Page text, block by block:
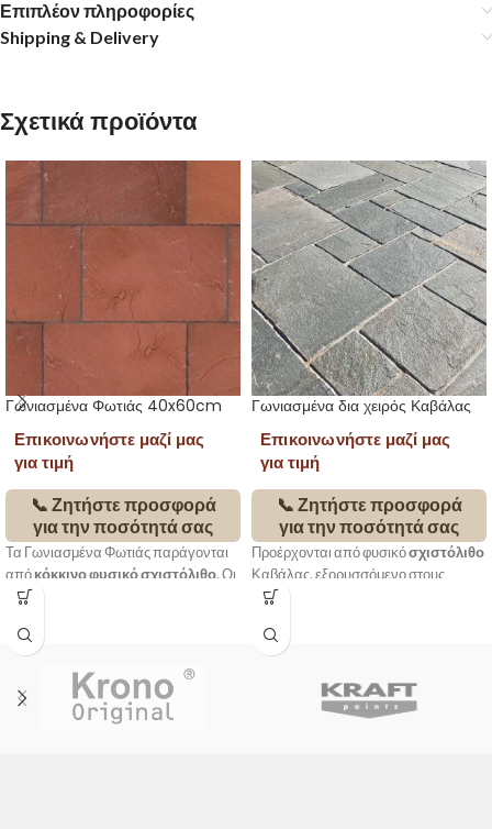
Επιπλέον πληροφορίες
Shipping & Delivery
Σχετικά προϊόντα
Γωνιασμένα Φωτιάς 40x60cm
Επικοινωνήστε μαζί μας
για τιμή
📞 Ζητήστε προσφορά
για την ποσότητά σας
Τα Γωνιασμένα Φωτιάς παράγονται
από κόκκινο φυσικό σχιστόλιθο. Οι
τέσσερις περιμετρικές πλευρές του
μεγάλες φυσικές.
Γωνιασμένα δια χειρός Καβάλας
Επικοινωνήστε μαζί μας
για τιμή
📞 Ζητήστε προσφορά
για την ποσότητά σας
Προέρχονται από φυσικόσχιστόλιθο
Καβάλας, εξορυσσόμενο στους
πρόποδες του ιστορικού Παγγαίου,
Φιλίππου Β’. Χαρακτηρίζονται
στον χρόνο και στον
χαμηλή